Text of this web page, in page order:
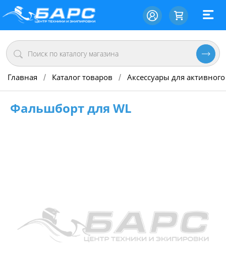
Главная / Каталог товаров / Аксессуары для
Фальшборт для WL